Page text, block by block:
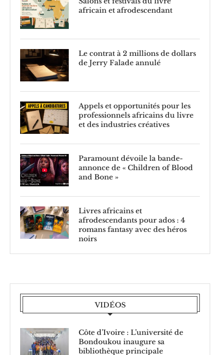
africain et afrodescendant
Le contrat à 2 millions de dollars
de Jerry Falade annulé
Appels et opportunités pour les
professionnels africains du livre
et des industries créatives
Paramount dévoile la bande-
annonce de « Children of Blood
and Bone »
Livres africains et
afrodescendants pour ados : 4
romans fantasy avec des héros
noirs
VIDÉOS
Côte d’Ivoire : L’université de
Bondoukou inaugure sa
bibliothèque principale